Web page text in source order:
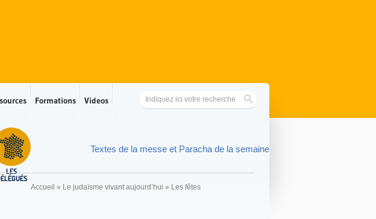
Formations Videos
LES
Textes de la messe et Paracha de la semaine
Accueil » Le judaïsme vivant aujourd’hui » Les fêtes